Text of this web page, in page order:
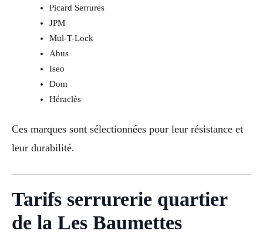
Picard Serrures
JPM
Mul-T-Lock
Abus
Iseo
Dom
Héraclès
Ces marques sont sélectionnées pour leur résistance et
leur durabilité.
Tarifs serrurerie quartier
de la Les Baumettes